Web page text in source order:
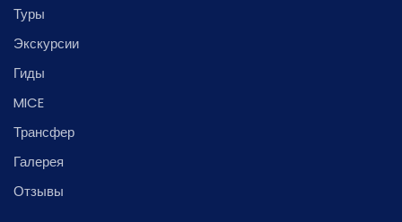
Туры
Экскурсии
Гиды
MICE
Трансфер
Галерея
Отзывы